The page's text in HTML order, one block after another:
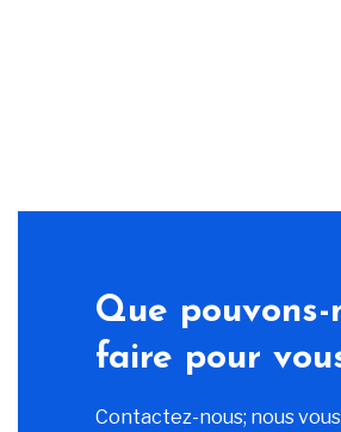
Que pouvons-
faire pour
Contactez-nous; nous vous